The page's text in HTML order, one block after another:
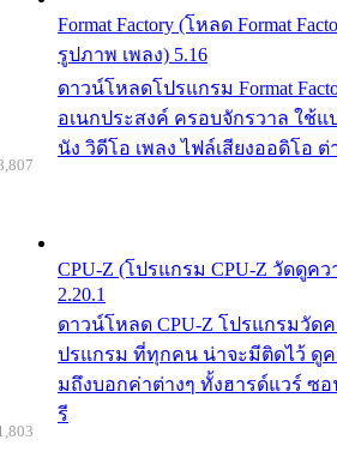
Format Factory (โหลด Format
รูปภาพ เพลง) 5.16
ดาวน์โหลดโปรแกรม Format
อเนกประสงค์ ครอบจักรวาล ใช้
นัง วิดีโอ เพลง ไฟล์เสียงออดิโอ ต่
CPU-Z (โปรแกรม CPU-Z วัดดูค
2.20.1
ดาวน์โหลด CPU-Z โปรแกรมวัด
ปรแกรม ที่ทุกคน น่าจะมีติดไว้ ดูค
มถึงบอกค่าต่างๆ ทั้งฮารด์แวร์ ซอ
รี